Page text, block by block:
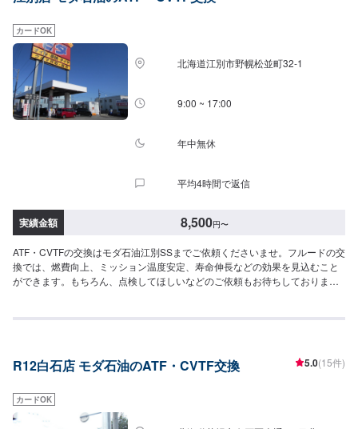
カードOK
北海道江別市野幌松並町32-1
9:00 ~ 17:00
年中無休
平均4時間で返信
実績金額 8,500円〜
ATF・CVTFの交換はモダ石油江別SSまでご依頼くださいませ。フルードの交
換では、燃費向上、ミッション温度安定、寿命伸長などの効果を見込むこと
ができます。もちろん、点検してほしいなどのご依頼もお待ちしておりま
R12白石店 モダ石油のATF・CVTF交換 5.0(15件)
カードOK